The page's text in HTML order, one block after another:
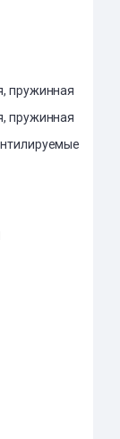
пружинная
пружинная